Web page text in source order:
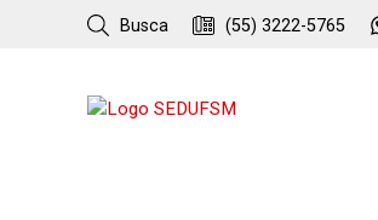
Busca (55) 3222-5765